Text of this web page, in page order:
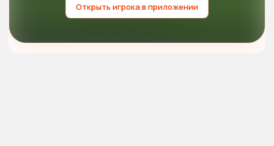
Открыть игрока в приложении